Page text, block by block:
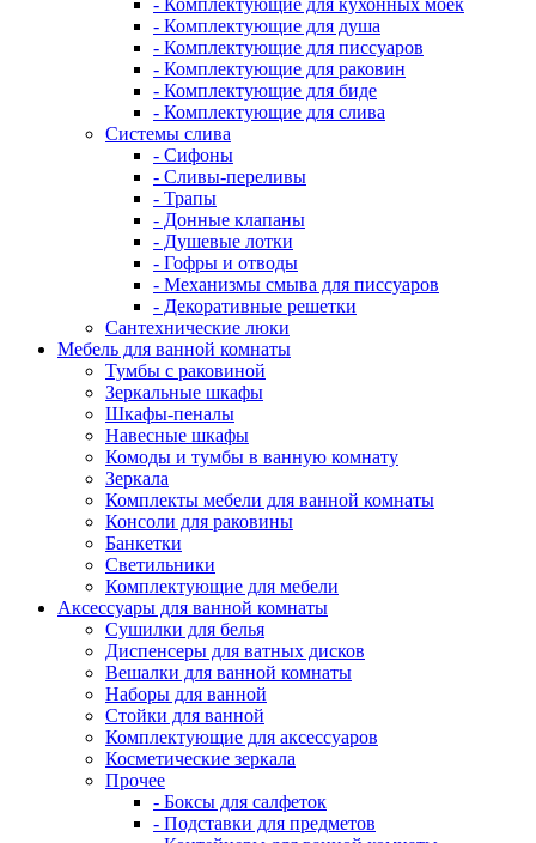
- Комплектующие для кухонных моек
- Комплектующие для душа
- Комплектующие для писсуаров
- Комплектующие для раковин
- Комплектующие для биде
- Комплектующие для слива
Системы слива
- Сифоны
- Сливы-переливы
- Трапы
- Донные клапаны
- Душевые лотки
- Гофры и отводы
- Механизмы смыва для писсуаров
- Декоративные решетки
Сантехнические люки
Мебель для ванной комнаты
Тумбы с раковиной
Зеркальные шкафы
Шкафы-пеналы
Навесные шкафы
Комоды и тумбы в ванную комнату
Зеркала
Комплекты мебели для ванной комнаты
Консоли для раковины
Банкетки
Светильники
Комплектующие для мебели
Аксессуары для ванной комнаты
Сушилки для белья
Диспенсеры для ватных дисков
Вешалки для ванной комнаты
Наборы для ванной
Стойки для ванной
Комплектующие для аксессуаров
Косметические зеркала
Прочее
- Боксы для салфеток
- Подставки для предметов